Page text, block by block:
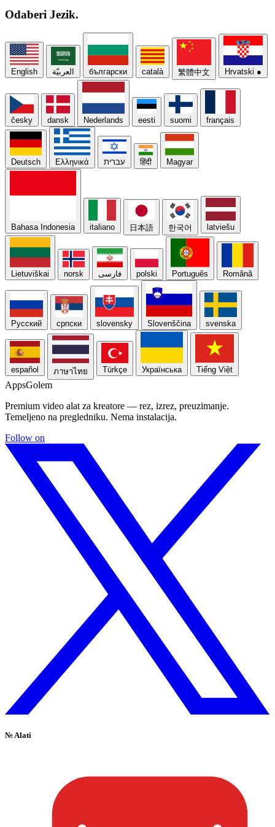
Odaberi Jezik.
English العربيّة български català 繁體中文 Hrvatski ●
česky dansk Nederlands eesti suomi français
Deutsch Ελληνικά עברית हिंदी Magyar
Bahasa Indonesia italiano 日本語 한국어 latviešu
Lietuviškai norsk فارسی polski Português Română
Русский српски slovensky Slovenščina svenska
español ภาษาไทย Türkçe Українська Tiếng Việt
AppsGolem
Premium video alat za kreatore — rez, izrez, preuzimanje.
Temeljeno na pregledniku. Nema instalacija.
Follow on
№ Alati